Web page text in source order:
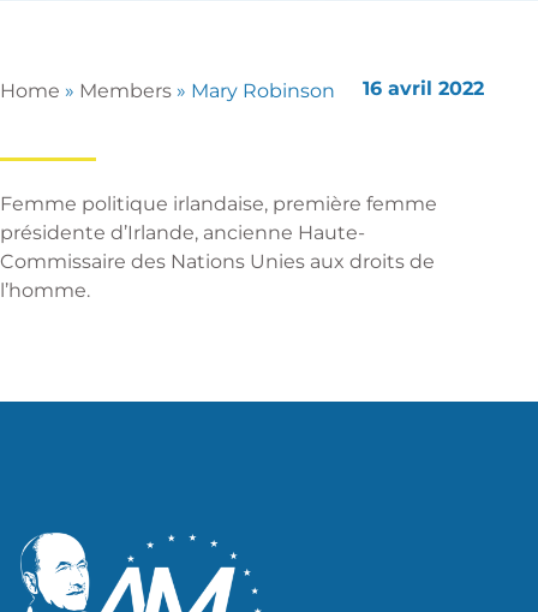
Home » Members » Mary Robinson 16 avril 2022
Femme politique irlandaise, première femme
présidente d’Irlande, ancienne Haute-
Commissaire des Nations Unies aux droits de
l’homme.